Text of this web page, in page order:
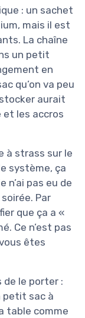
: un sachet
mais il est
La chaîne
un petit
en
qu’on va peu
aurait
les accros
à strass sur le
système, ça
pas eu de
Par
que ça a «
Ce n’est pas
êtes
de le porter :
petit sac à
table comme